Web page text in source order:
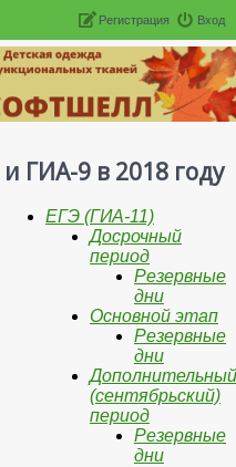
Вход
Регистрация
ГИА-9 в 2018 году
ЕГЭ (ГИА-11)
Досрочный
период
Резервные
дни
Основной этап
Резервные
дни
Дополнительный
(сентябрьский)
период
Резервные
дни